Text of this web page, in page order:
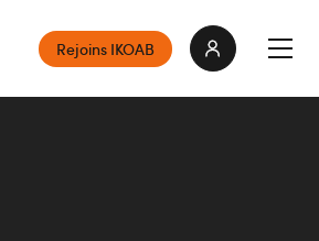
Rejoins IKOAB